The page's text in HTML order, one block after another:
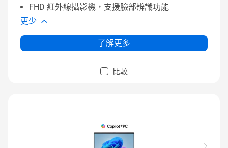
FHD 紅外線攝影機，支援臉部辨識功能
更少
了解更多
比較